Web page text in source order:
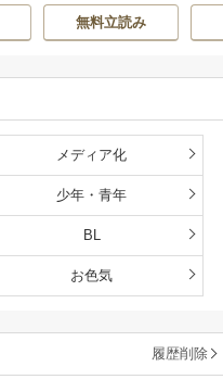
くなるチート能力
持ち転生者だけど
雄たちの母乳で成
房雪 / マップ
無料立読み
メディア化
少年・青年
BL
お色気
履歴削除